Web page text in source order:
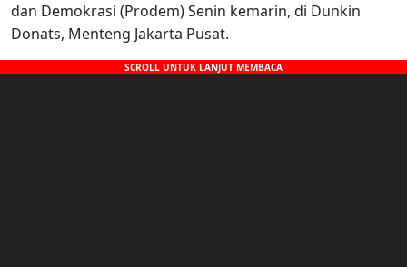
dan Demokrasi (Prodem) Senin kemarin, di Dunkin
Donats, Menteng Jakarta Pusat.